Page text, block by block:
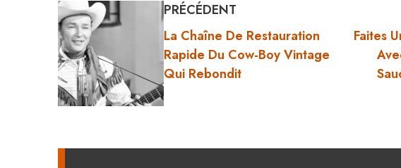
PRÉCÉDENT
La Chaîne De Restauration
Rapide Du Cow-Boy Vintage
Qui Rebondit
Faites